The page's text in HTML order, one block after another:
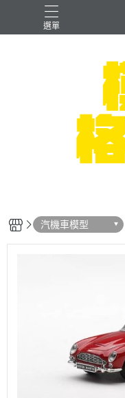
選單
汽機車模型